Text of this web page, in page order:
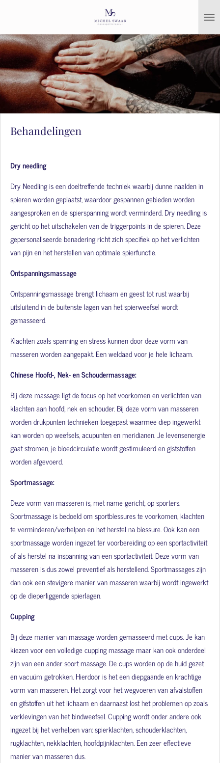
naar
de
hoofdinhoud
Behandelingen
Dry needling
Dry Needling is een doeltreffende techniek waarbij dunne naalden in
spieren worden geplaatst, waardoor gespannen gebieden worden
aangesproken en de spierspanning wordt verminderd. Dry needling is
gericht op het uitschakelen van de triggerpoints in de spieren. Deze
gepersonaliseerde benadering richt zich specifiek op het verlichten
van pijn en het herstellen van optimale spierfunctie.
Ontspanningsmassage
Ontspanningsmassage brengt lichaam en geest tot rust waarbij
uitsluitend in de buitenste lagen van het spierweefsel wordt
gemasseerd.
Klachten zoals spanning en stress kunnen door deze vorm van
masseren worden aangepakt. Een weldaad voor je hele lichaam.
Chinese Hoofd-, Nek- en Schoudermassage:
Bij deze massage ligt de focus op het voorkomen en verlichten van
klachten aan hoofd, nek en schouder. Bij deze vorm van masseren
worden drukpunten technieken toegepast waarmee diep ingewerkt
kan worden op weefsels, acupunten en meridianen. Je levensenergie
gaat stromen, je bloedcirculatie wordt gestimuleerd en giststoffen
worden afgevoerd.
Sportmassage:
Deze vorm van masseren is, met name gericht, op sporters.
Sportmassage is bedoeld om sportblessures te voorkomen, klachten
te verminderen/verhelpen en het herstel na blessure. Ook kan een
sportmassage worden ingezet ter voorbereiding op een sportactiviteit
of als herstel na inspanning van een sportactiviteit. Deze vorm van
masseren is dus zowel preventief als herstellend. Sportmassages zijn
dan ook een stevigere manier van masseren waarbij wordt ingewerkt
op de dieperliggende spierlagen.
Cupping
Bij deze manier van massage worden gemasseerd met cups. Je kan
kiezen voor een volledige cupping massage maar kan ook onderdeel
zijn van een ander soort massage. De cups worden op de huid gezet
en vacuüm getrokken. Hierdoor is het een diepgaande en krachtige
vorm van masseren. Het zorgt voor het wegvoeren van afvalstoffen
en gifstoffen uit het lichaam en daarnaast lost het problemen op zoals
verklevingen van het bindweefsel. Cupping wordt onder andere ook
ingezet bij het verhelpen van: spierklachten, schouderklachten,
rugklachten, nekklachten, hoofdpijnklachten. Een zeer effectieve
manier van masseren dus.